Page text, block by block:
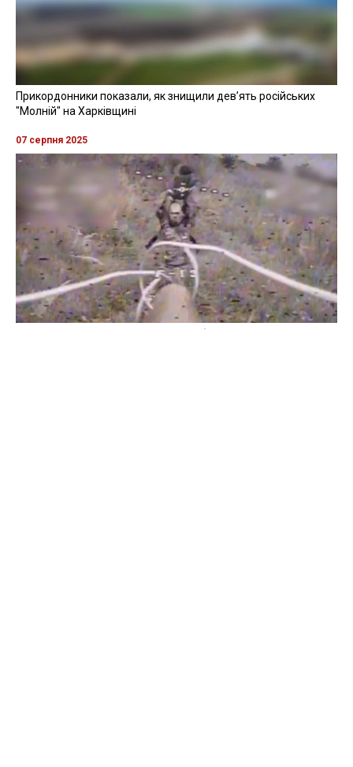
Прикордонники показали, як знищили девʼять російських
"Молній" на Харківщині
07 серпня 2025